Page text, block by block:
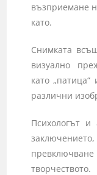
възприемане
като.
Снимката
визуално
като „патица“
различни
Психологът
творчеството.